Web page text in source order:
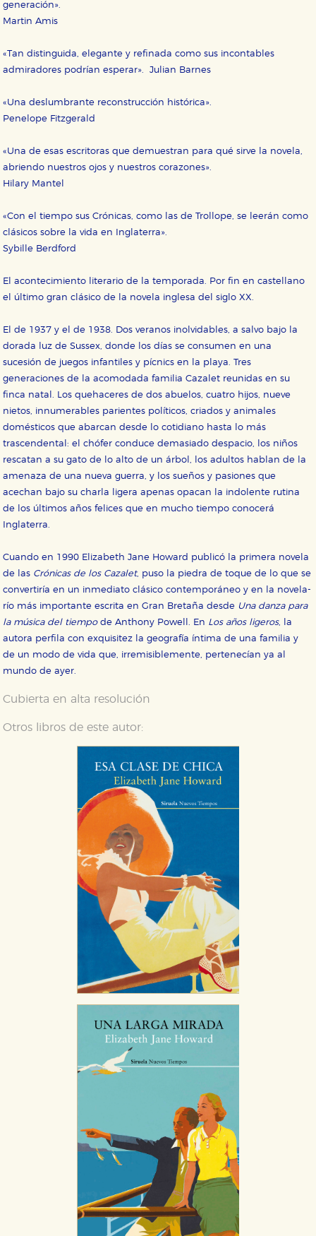
generación».
Martin Amis
«Tan distinguida, elegante y refinada como sus incontables
admiradores podrían esperar». Julian Barnes
«Una deslumbrante reconstrucción histórica».
Penelope Fitzgerald
«Una de esas escritoras que demuestran para qué sirve la novela,
abriendo nuestros ojos y nuestros corazones».
Hilary Mantel
«Con el tiempo sus Crónicas, como las de Trollope, se leerán como
clásicos sobre la vida en Inglaterra».
Sybille Berdford
El acontecimiento literario de la temporada. Por fin en castellano
el último gran clásico de la novela inglesa del siglo XX.
El de 1937 y el de 1938. Dos veranos inolvidables, a salvo bajo la
dorada luz de Sussex, donde los días se consumen en una
sucesión de juegos infantiles y pícnics en la playa. Tres
generaciones de la acomodada familia Cazalet reunidas en su
finca natal. Los quehaceres de dos abuelos, cuatro hijos, nueve
nietos, innumerables parientes políticos, criados y animales
domésticos que abarcan desde lo cotidiano hasta lo más
trascendental: el chófer conduce demasiado despacio, los niños
rescatan a su gato de lo alto de un árbol, los adultos hablan de la
amenaza de una nueva guerra, y los sueños y pasiones que
acechan bajo su charla ligera apenas opacan la indolente rutina
de los últimos años felices que en mucho tiempo conocerá
Inglaterra.
Cuando en 1990 Elizabeth Jane Howard publicó la primera novela
de las Crónicas de los Cazalet, puso la piedra de toque de lo que se
convertiría en un inmediato clásico contemporáneo y en la novela-
río más importante escrita en Gran Bretaña desde Una danza para
la música del tiempode Anthony Powell. En Los años ligeros, la
autora perfila con exquisitez la geografía íntima de una familia y
de un modo de vida que, irremisiblemente, pertenecían ya al
mundo de ayer.
Cubierta en alta resolución
Otros libros de este autor:
CONFIGURACIÓN DE COOKIES
HABILITAR TODO RECHAZAR TODO
Cookies necesarias
Estas cookies son necesarias para que nuestro sitio
web funcione y no es posible deshabilitarlas desde